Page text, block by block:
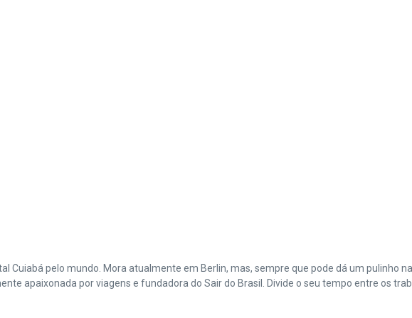
Cuiabá pelo mundo. Mora atualmente em Berlin, mas, sempre que pode dá um pulinho
apaixonada por viagens e fundadora do Sair do Brasil. Divide o seu tempo entre os